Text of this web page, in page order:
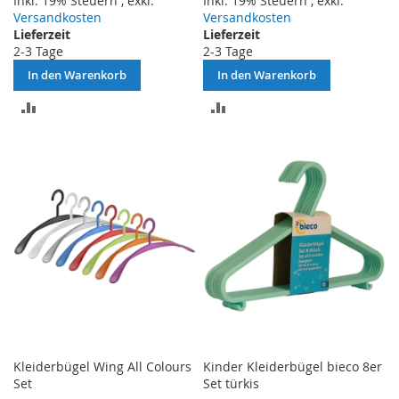
Versandkosten
Lieferzeit
2-3 Tage
In den Warenkorb
Versandkosten
Lieferzeit
2-3 Tage
In den Warenkorb
HINZUFÜGEN
Kleiderbügel Wing All Colours
Set
Kinder Kleiderbügel bieco 8er
Set türkis